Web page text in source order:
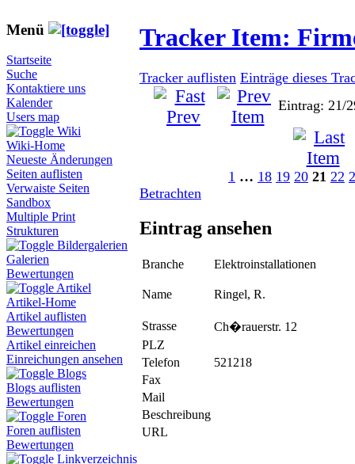
Menü
Startseite
Suche
Kontaktiere uns
Kalender
Users map
Wiki
Wiki-Home
Neueste Änderungen
Seiten auflisten
Verwaiste Seiten
Sandbox
Multiple Print
Strukturen
Bildergalerien
Galerien
Bewertungen
Artikel
Artikel-Home
Artikel auflisten
Bewertungen
Artikel einreichen
Einreichungen ansehen
Blogs
Blogs auflisten
Bewertungen
Foren
Foren auflisten
Bewertungen
Linkverzeichnis
Tracker Item:
Tracker auflisten Einträge dieses
Eintrag: 21/
1 … 18 19 20 21 22
Betrachten
Eintrag ansehen
Branche Elektroinstallationen
Name Ringel, R.
Strasse
Ch�rauerstr. 12
PLZ
Telefon
521218
Fax
Mail
Beschreibung
URL